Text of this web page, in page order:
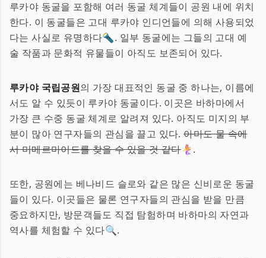
루카야 동굴을 포함해 여러 동굴 체계들이 공원 내에 위치
한다. 이 동굴들은 고대 루카야 인디언들에 의해 사용되었
다는 사실로 유명하다🔦. 일부 동굴에는 그들의 고대 예
술 작품과 문화적 유물들이 아직도 보존되어 있다.
루카야 국립공원의 가장 대표적인 동굴 중 하나는, 이름에
서도 알 수 있듯이 루카야 동굴이다. 이곳은 바하마에서
가장 큰 수중 동굴 체계로 알려져 있다. 아직도 미지의 부
분이 많아 연구자들의 관심을 끌고 있다.아마도 물 속에
서 미메르마이드를 찾을 수 있을 것 같다🧜‍♀️.
또한, 공원에는 베나비드 슬로와 같은 많은 신비로운 동굴
들이 있다. 이곳들은 물론 연구자들의 관심을 받을 만큼
중요하지만, 방문객들도 직접 탐험하며 바하마의 자연과
역사를 체험할 수 있다🔍.